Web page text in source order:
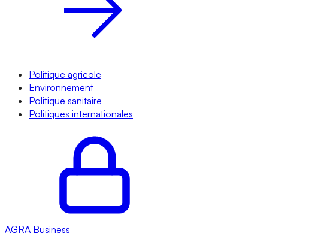
Politique agricole
Environnement
Politique sanitaire
Politiques internationales
AGRA Business